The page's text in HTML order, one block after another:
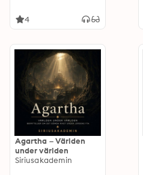
4
Agartha – Världen
under världen
Siriusakademin